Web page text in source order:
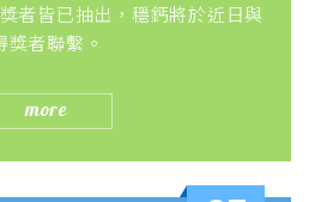
者皆已抽出，穩鈣將於近日與
獎者聯繫。
more